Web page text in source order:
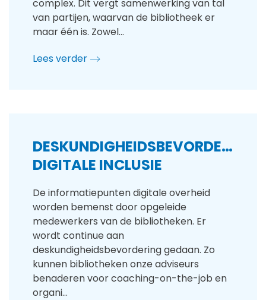
complex. Dit vergt samenwerking van tal
van partijen, waarvan de bibliotheek er
maar één is. Zowel…
Lees verder
DESKUNDIGHEIDSBEVORDERING
DIGITALE INCLUSIE
De informatiepunten digitale overheid
worden bemenst door opgeleide
medewerkers van de bibliotheken. Er
wordt continue aan
deskundigheidsbevordering gedaan. Zo
kunnen bibliotheken onze adviseurs
benaderen voor coaching-on-the-job en
organi…